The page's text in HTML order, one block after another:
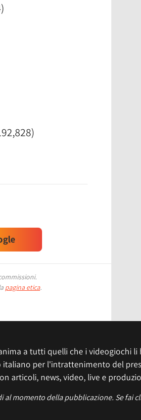
pagina etica.
a tutti quelli che i videogiochi
per l'intrattenimento del
articoli, news, video, live e
al momento della pubblicazione. Se fai